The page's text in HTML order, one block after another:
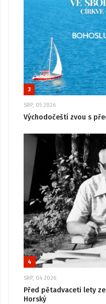
3
SRP, 05 2026
Východočeští zvou s
4
SRP, 04 2026
Před pětadvaceti lety
Horský